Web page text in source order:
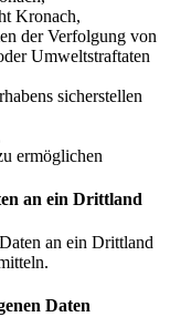
Kronach,
der Verfolgung von
Umweltstraftaten
sicherstellen
ermöglichen
an ein Drittland
an ein Drittland
Daten